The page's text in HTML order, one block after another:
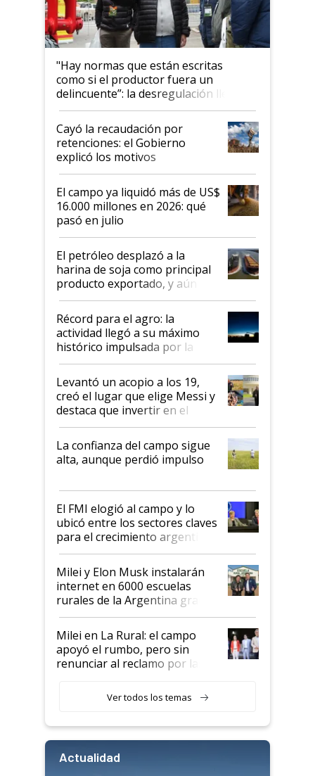
"Hay normas que están escritas
como si el productor fuera un
delincuente”: la desregulación llegó
al Congreso Aapresid y hasta se
habló del financiamiento al IPCVA
Cayó la recaudación por
retenciones: el Gobierno
explicó los motivos
El campo ya liquidó más de US$
16.000 millones en 2026: qué
pasó en julio
El petróleo desplazó a la
harina de soja como principal
producto exportado, y aún así
el agro aportó casi seis de cada
diez dólares y sostuvo el
liderazgo en un semestre
récord
Récord para el agro: la
actividad llegó a su máximo
histórico impulsada por la
cosecha y las exportaciones
Levantó un acopio a los 19,
creó el lugar que elige Messi y
destaca que invertir en el
kirchnerismo era como "darle
plata a un hijo para droga":
Juan Félix Rossetti, el libertario
que de una dura crisis salió
de Milei
La confianza del campo sigue
alta, aunque perdió impulso
El FMI elogió al campo y lo
ubicó entre los sectores claves
para el crecimiento argentino
Milei y Elon Musk instalarán
internet en 6000 escuelas
rurales de la Argentina gracias
a un acuerdo con Starlink
Milei en La Rural: el campo
apoyó el rumbo, pero sin
renunciar al reclamo por las
Ver todos los temas
Actualidad